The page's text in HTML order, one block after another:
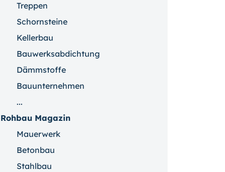
Treppen
Schornsteine
Kellerbau
Bauwerksabdichtung
Dämmstoffe
Bauunternehmen
...
Rohbau Magazin
Mauerwerk
Betonbau
Stahlbau